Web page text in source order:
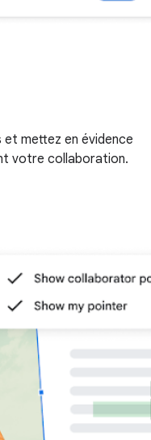
mettez en évidence
votre collaboration.